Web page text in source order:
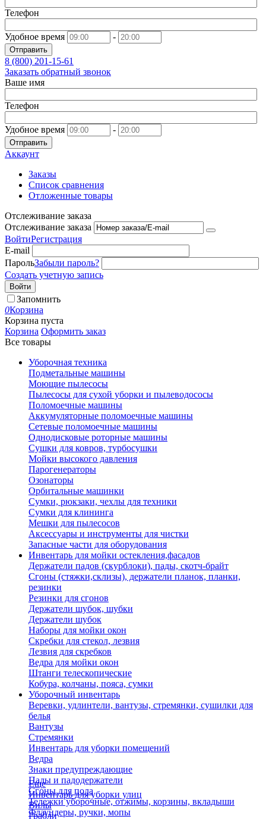
Телефон
Удобное время -
Отправить
8 (800) 201-15-61
Заказать обратный звонок
Ваше имя
Телефон
Удобное время -
Отправить
Аккаунт
Заказы
Список сравнения
Отложенные товары
Отслеживание заказа
Отслеживание заказа
ВойтиРегистрация
E-mail
ПарольЗабыли пароль?
Создать учетную запись
Войти
Запомнить
0Корзина
Корзина пуста
Корзина Оформить заказ
Все товары
Уборочная техника
Подметальные машины
Моющие пылесосы
Пылесосы для сухой уборки и пылеводососы
Поломоечные машины
Аккумуляторные поломоечные машины
Сетевые поломоечные машины
Однодисковые роторные машины
Сушки для ковров, турбосушки
Мойки высокого давления
Парогенераторы
Озонаторы
Орбитальные машинки
Сумки, рюкзаки, чехлы для техники
Сумки для клининга
Мешки для пылесосов
Аксессуары и инструменты для чистки
Запасные части для оборудования
Инвентарь для мойки остекления,фасадов
Держатели падов (скурблоки), пады, скотч-брайт
Сгоны (стяжки,склизы), держатели планок, планки,
резинки
Резинки для сгонов
Держатели шубок, шубки
Держатели шубок
Наборы для мойки окон
Скребки для стекол, лезвия
Лезвия для скребков
Ведра для мойки окон
Штанги телескопические
Кобура, колчаны, пояса, сумки
Уборочный инвентарь
Веревки, удлинтели, вантузы, стремянки, сушилки для
белья
Вантузы
Стремянки
Инвентарь для уборки помещений
Ведра
Знаки предупреждающие
Пады и падодержатели
Сгоны для пола
Тележки уборочные, отжимы, корзины, вкладыши
Флаундеры, ручки, мопы
Еще
Инвентарь для уборки улиц
Вилы
Грабли